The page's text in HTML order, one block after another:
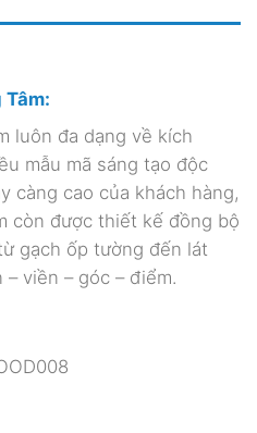
luôn đa dạng về kích
mẫu mã sáng tạo độc
càng cao của khách hàng,
còn được thiết kế đồng bộ
gạch ốp tường đến lát
viền – góc – điểm.